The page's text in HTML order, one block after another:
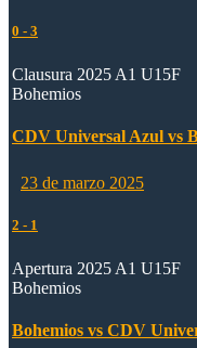
0 - 3
Clausura 2025 A1 U15F
Bohemios
CDV Universal Azul vs
23 de marzo 2025
2 - 1
Apertura 2025 A1 U15F
Bohemios
Bohemios vs CDV